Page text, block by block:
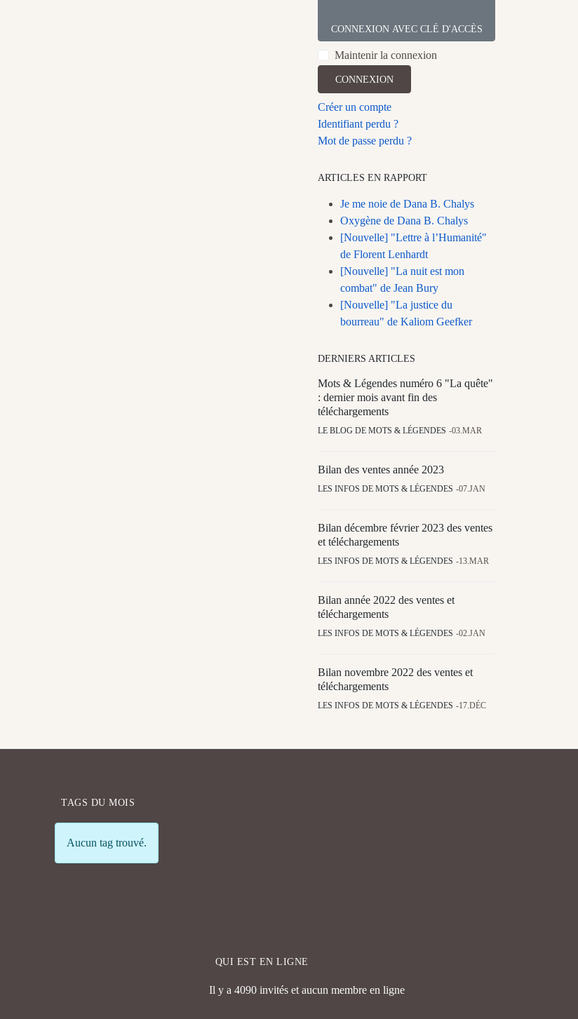
CONNEXION AVEC CLÉ D'ACCÈS
Maintenir la connexion
CONNEXION
Créer un compte
Identifiant perdu ?
Mot de passe perdu ?
ARTICLES EN RAPPORT
Je me noie de Dana B. Chalys
Oxygène de Dana B. Chalys
[Nouvelle] "Lettre à l’Humanité"
de Florent Lenhardt
[Nouvelle] "La nuit est mon
combat" de Jean Bury
[Nouvelle] "La justice du
bourreau" de Kaliom Geefker
DERNIERS ARTICLES
Mots & Légendes numéro 6 "La quête"
: dernier mois avant fin des
téléchargements
LE BLOG DE MOTS & LÉGENDES 03.MAR
Bilan des ventes année 2023
LES INFOS DE MOTS & LÉGENDES 07.JAN
Bilan décembre février 2023 des ventes
et téléchargements
LES INFOS DE MOTS & LÉGENDES 13.MAR
Bilan année 2022 des ventes et
téléchargements
LES INFOS DE MOTS & LÉGENDES 02.JAN
Bilan novembre 2022 des ventes et
téléchargements
LES INFOS DE MOTS & LÉGENDES 17.DÉC
TAGS DU MOIS
Info
Aucun tag trouvé.
QUI EST EN LIGNE
Il y a 4090 invités et aucun membre en ligne